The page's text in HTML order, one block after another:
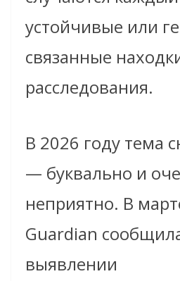
устойчивые или
связанные
расследования.
В 2026 году тема
— буквально и
неприятно. В
Guardian
выявлении